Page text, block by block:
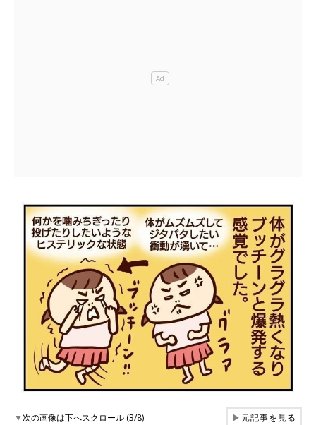
▼次の画像は下へスクロール (3/8) ▶元記事を見る